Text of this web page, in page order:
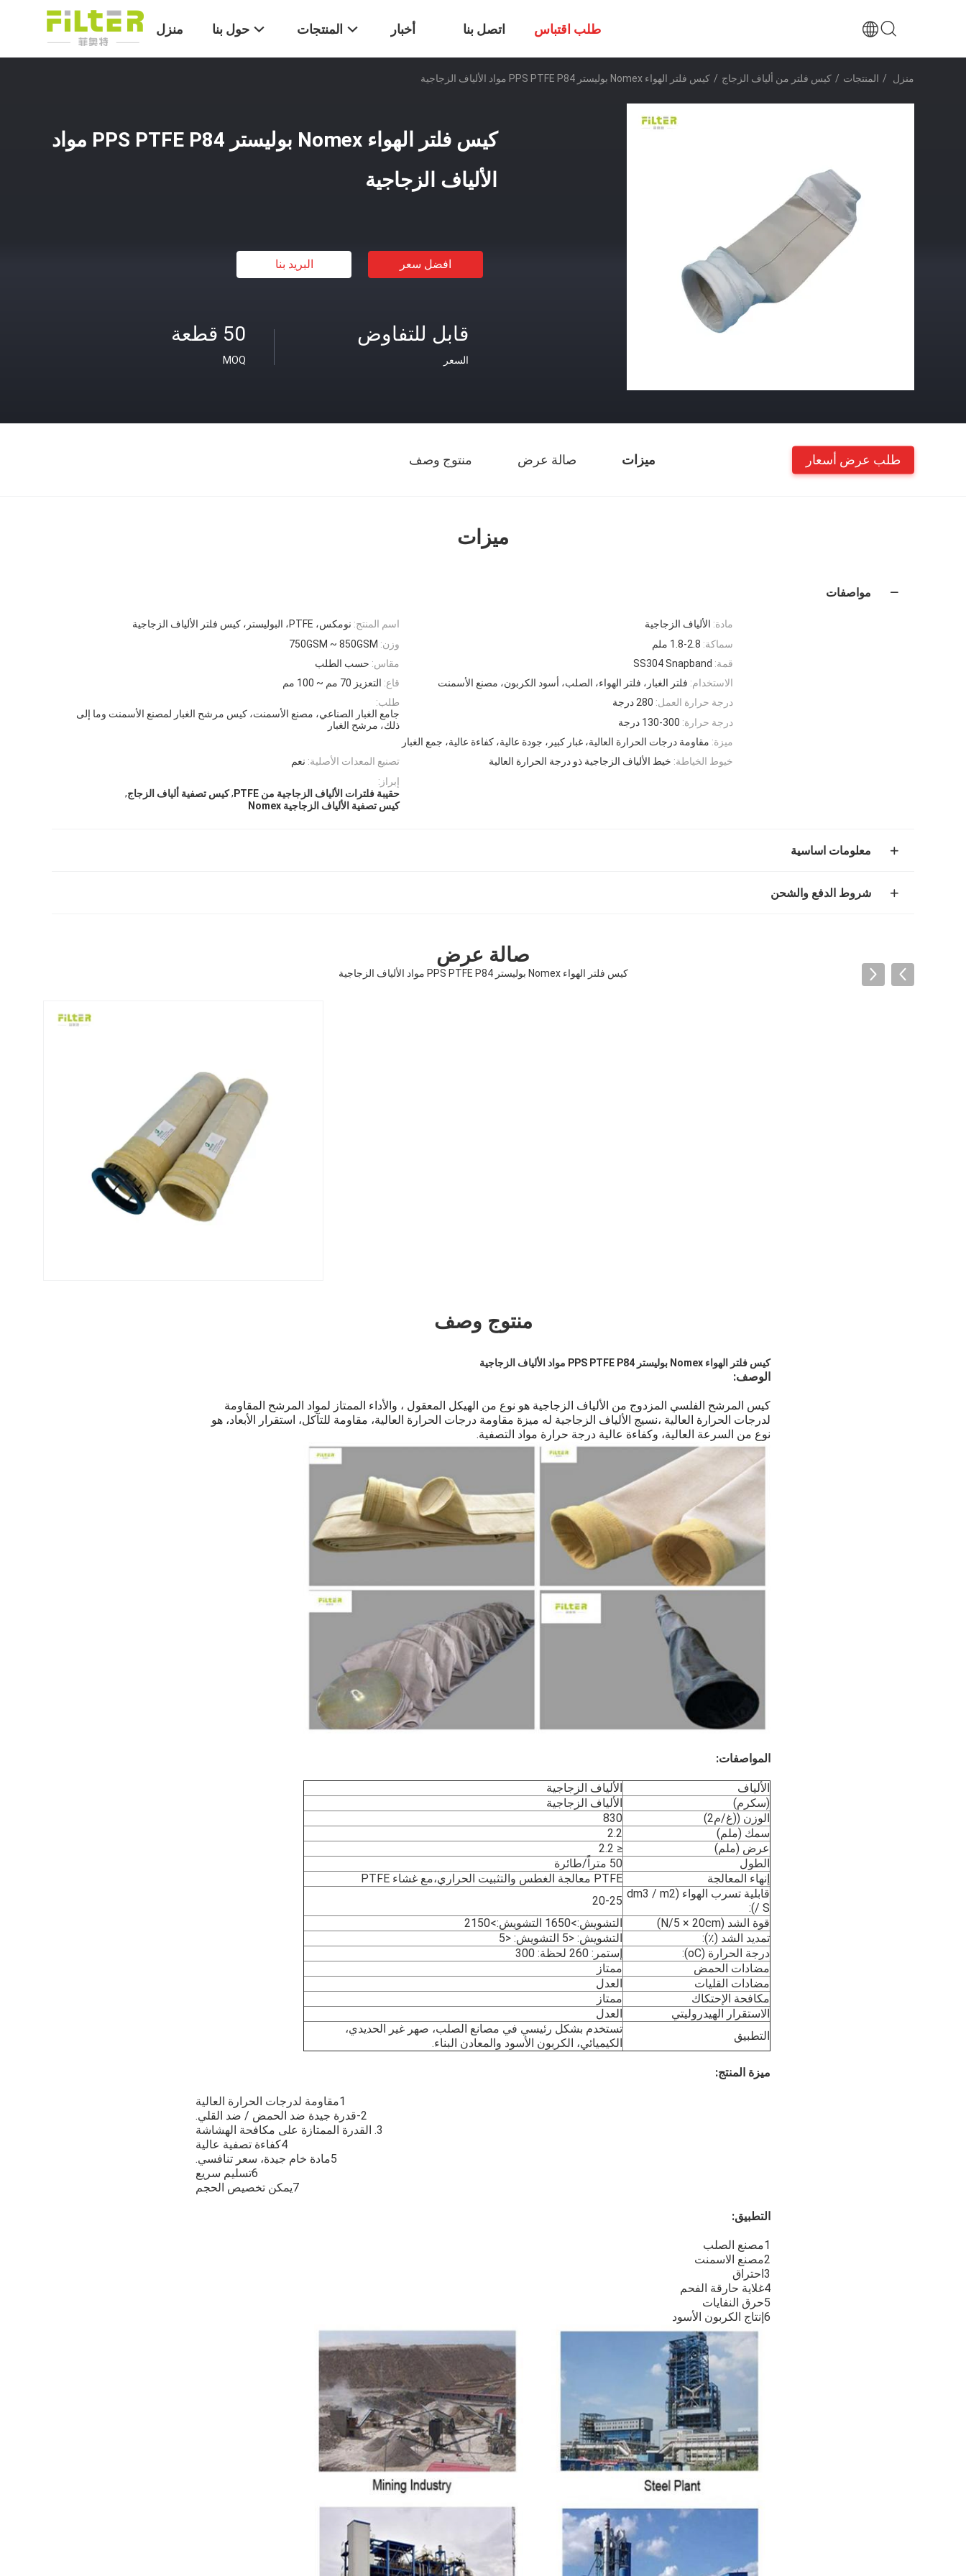
منزل حول بنا المنتجات أخبار اتصل بنا طلب اقتباس
منزل / المنتجات / كيس فلتر من ألياف الزجاج / كيس فلتر الهواء Nomex بوليستر PPS PTFE P84 مواد الألياف الزجاجية
كيس فلتر الهواء Nomex بوليستر PPS PTFE P84 مواد
الألياف الزجاجية
افضل سعر البريد بنا
50 قطعة
MOQ
قابل للتفاوض
السعر
ميزات صالة عرض منتوج وصف طلب عرض أسعار
ميزات
مواصفات
اسم المنتج: نومكس، PTFE، البوليستر، كيس فلتر الألياف الزجاجية مادة: الألياف الزجاجية
وزن: 750GSM ~ 850GSM سماكة: 1.8-2.8 ملم
مقاس: حسب الطلب قمة: SS304 Snapband
قاع: التعزيز 70 مم ~ 100 مم الاستخدام: فلتر الغبار، فلتر الهواء، الصلب، أسود الكربون، مصنع الأسمنت
طلب:
جامع الغبار الصناعي، مصنع الأسمنت، كيس مرشح الغبار لمصنع الأسمنت وما إلى
ذلك، مرشح الغبار
درجة حرارة العمل: 280 درجة
درجة حرارة: 130-300 درجة
ميزة: مقاومة درجات الحرارة العالية، غبار كبير، جودة عالية، كفاءة عالية، جمع الغبار
تصنيع المعدات الأصلية: نعم خيوط الخياطة: خيط الألياف الزجاجية ذو درجة الحرارة العالية
إبراز:
حقيبة فلترات الألياف الزجاجية من PTFE
,كيس تصفية ألياف الزجاج,
كيس تصفية الألياف الزجاجية Nomex
معلومات اساسية
شروط الدفع والشحن
صالة عرض
كيس فلتر الهواء Nomex بوليستر PPS PTFE P84 مواد الألياف الزجاجية
منتوج وصف
كيس فلتر الهواء Nomex بوليستر PPS PTFE P84 مواد الألياف الزجاجية
الوصف:
كيس المرشح الفلسي المزدوج من الألياف الزجاجية هو نوع من الهيكل المعقول ، والأداء الممتاز لمواد المرشح المقاومة
لدرجات الحرارة العالية ،نسيج الألياف الزجاجية له ميزة مقاومة درجات الحرارة العالية، مقاومة للتآكل، استقرار الأبعاد، هو
نوع من السرعة العالية، وكفاءة عالية درجة حرارة مواد التصفية.
المواصفات:
الألياف
الألياف الزجاجية
(سكرم)
الألياف الزجاجية
الوزن ((غ/م2)
830
سمك (ملم)
2.2
عرض (ملم)
≤ 2.2
الطول
50 متراً/طائرة
إنهاء المعالجة
PTFE معالجة الغطس والتثبيت الحراري،مع غشاء PTFE
قابلية تسرب الهواء (dm3 / m2
/ S):
20-25
قوة الشد (N/5 × 20cm)
التشويش:>1650 التشويش:>2150
تمديد الشد (٪):
التشويش: <5 التشويش: <5
درجة الحرارة (oC):
إستمر: 260 لحظة: 300
مضادات الحمض
ممتاز
مضادات القليات
العدل
مكافحة الإحتكاك
ممتاز
الاستقرار الهيدروليتي
العدل
التطبيق
تستخدم بشكل رئيسي في مصانع الصلب، صهر غير الحديدي،
الكيميائي، الكربون الأسود والمعادن البناء.
ميزة المنتج:
1مقاومة لدرجات الحرارة العالية
2-قدرة جيدة ضد الحمض / ضد القلي.
3. القدرة الممتازة على مكافحة الهشاشة
4كفاءة تصفية عالية
5مادة خام جيدة، سعر تنافسي.
6تسليم سريع
7يمكن تخصيص الحجم
التطبيق:
1مصنع الصلب
2مصنع الاسمنت
3احتراق
4غلاية حارقة الفحم
5حرق النفايات
6إنتاج الكربون الأسود